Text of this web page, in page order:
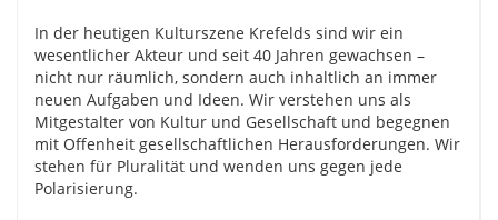
In der heutigen Kulturszene Krefelds sind wir ein
wesentlicher Akteur und seit 40 Jahren gewachsen –
nicht nur räumlich, sondern auch inhaltlich an immer
neuen Aufgaben und Ideen. Wir verstehen uns als
Mitgestalter von Kultur und Gesellschaft und begegnen
mit Offenheit gesellschaftlichen Herausforderungen. Wir
stehen für Pluralität und wenden uns gegen jede
Polarisierung.